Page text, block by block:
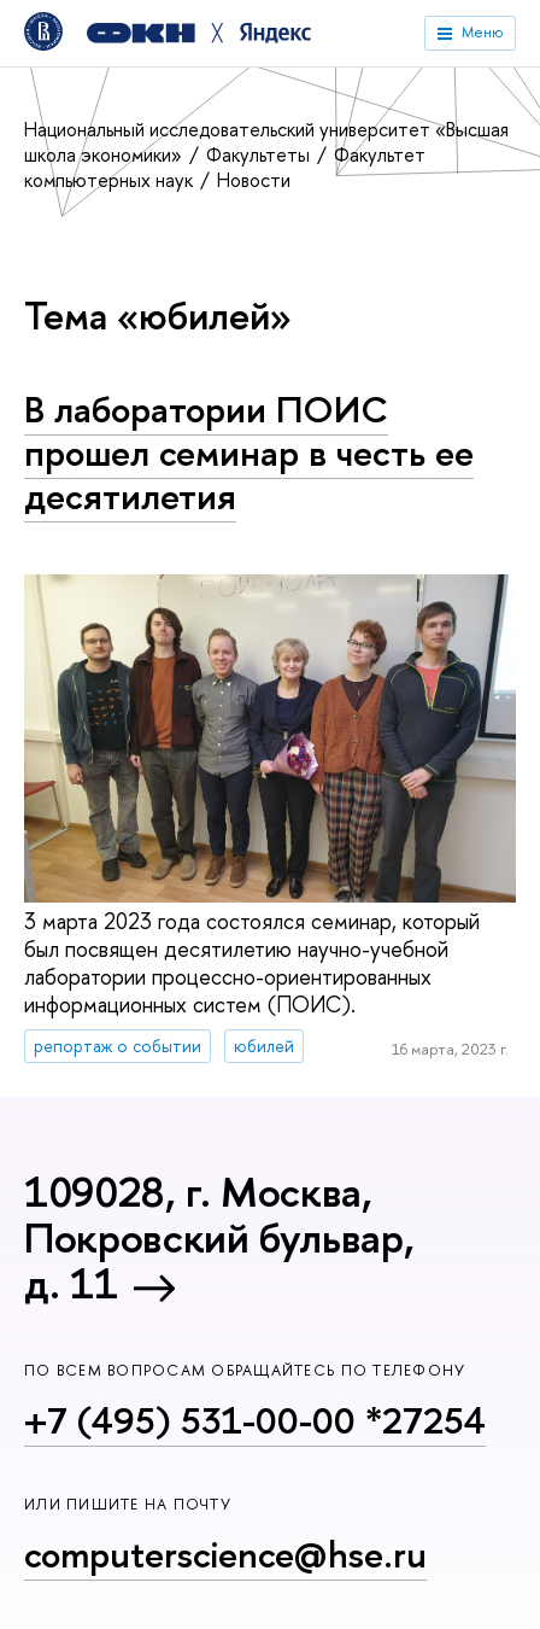
╳ Меню
Национальный исследовательский университет «Высшая
школа экономики»
Факультеты
Факультет
компьютерных наук
Новости
Тема «юбилей»
В лаборатории ПОИС
прошел семинар в честь ее
десятилетия
3 марта 2023 года состоялся семинар, который
был посвящен десятилетию научно-учебной
лаборатории процессно-ориентированных
информационных систем (ПОИС).
репортаж о событии юбилей 16 марта, 2023 г.
109028, г. Москва,
Покровский бульвар,
д. 11
ПО ВСЕМ ВОПРОСАМ ОБРАЩАЙТЕСЬ ПО ТЕЛЕФОНУ
+7 (495) 531-00-00 *27254
ИЛИ ПИШИТЕ НА ПОЧТУ
computerscience@hse.ru